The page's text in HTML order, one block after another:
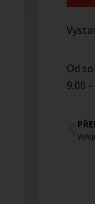
Od
9.00